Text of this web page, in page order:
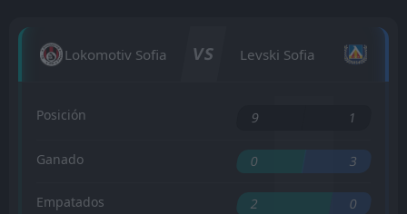
Lokomotiv Sofia VS Levski Sofia
Posición 9 1
Ganado 0 3
Empatados 2 0